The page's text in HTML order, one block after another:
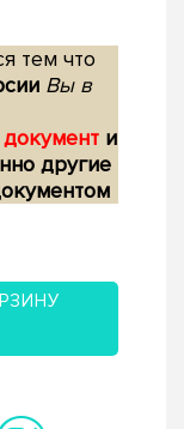
тем что
Вы в
и
другие